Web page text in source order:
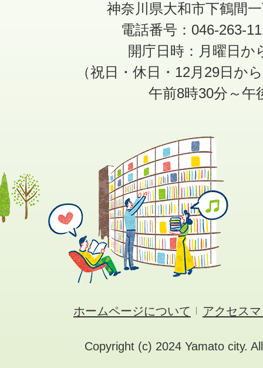
神奈川県大和市下鶴間
電話番号：046-263-
開庁日時：月曜日か
（祝日・休日・12月29日か
午前8時30分～午
ホームページについて アクセス
Copyright (c) 2024 Yamato city.